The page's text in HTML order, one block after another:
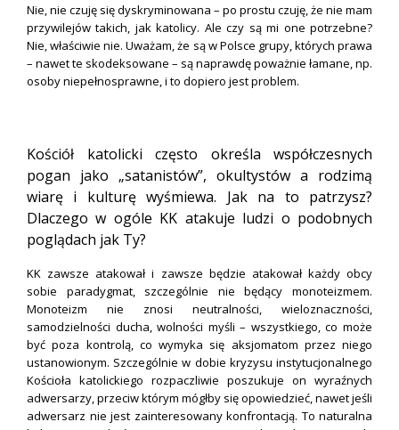
Nie, nie czuję się dyskryminowana – po prostu czuję, że nie mam
przywilejów takich, jak katolicy. Ale czy są mi one potrzebne?
Nie, właściwie nie. Uważam, że są w Polsce grupy, których prawa
– nawet te skodeksowane – są naprawdę poważnie łamane, np.
osoby niepełnosprawne, i to dopiero jest problem.
Kościół katolicki często określa współczesnych
pogan jako „satanistów”, okultystów a rodzimą
wiarę i kulturę wyśmiewa. Jak na to patrzysz?
Dlaczego w ogóle KK atakuje ludzi o podobnych
poglądach jak Ty?
KK zawsze atakował i zawsze będzie atakował każdy obcy
sobie paradygmat, szczególnie nie będący monoteizmem.
Monoteizm nie znosi neutralności, wieloznaczności,
samodzielności ducha, wolności myśli – wszystkiego, co może
być poza kontrolą, co wymyka się aksjomatom przez niego
ustanowionym. Szczególnie w dobie kryzysu instytucjonalnego
Kościoła katolickiego rozpaczliwie poszukuje on wyraźnych
adwersarzy, przeciw którym mógłby się opowiedzieć, nawet jeśli
adwersarz nie jest zainteresowany konfrontacją. To naturalna